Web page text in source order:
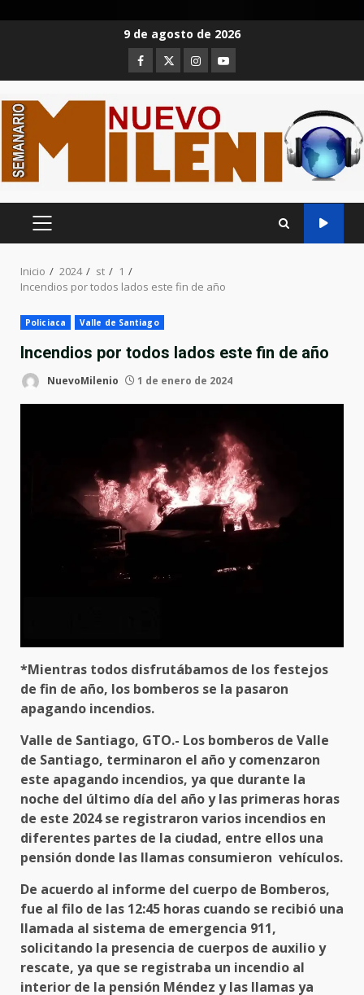
9 de agosto de 2026
Facebook
TwitterInstagram
Youtube
MENÚ
Inicio 2024 st
1
Incendios por todos lados este fin de año
Policiaca Valle de Santiago
Incendios por todos lados este fin de año
NuevoMilenio 1 de enero de 2024
*Mientras todos disfrutábamos de los festejos
de fin de año, los bomberos se la pasaron
apagando incendios.
Valle de Santiago, GTO.- Los bomberos de Valle
de Santiago, terminaron el año y comenzaron
este apagando incendios, ya que durante la
noche del último día del año y las primeras horas
de este 2024 se registraron varios incendios en
diferentes partes de la ciudad, entre ellos una
pensión donde las llamas consumieron vehículos.
De acuerdo al informe del cuerpo de Bomberos,
fue al filo de las 12:45 horas cuando se recibió una
llamada al sistema de emergencia 911,
solicitando la presencia de cuerpos de auxilio y
rescate, ya que se registraba un incendio al
interior de la pensión Méndez y las llamas ya